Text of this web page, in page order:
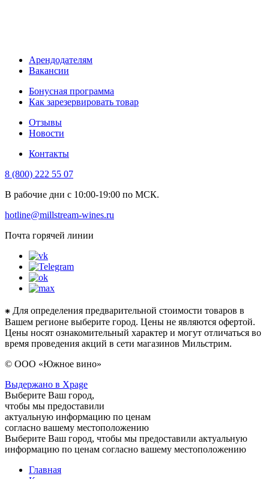
Арендодателям
Вакансии
Бонусная программа
Как зарезервировать товар
Отзывы
Новости
Контакты
8 (800) 222 55 07
В рабочие дни с 10:00-19:00 по МСК.
hotline@millstream-wines.ru
Почта горячей линии
⁕ Для определения предварительной стоимости товаров в
Вашем регионе выберите город. Цены не являются офертой.
Цены носят ознакомительный характер и могут отличаться во
время проведения акций в сети магазинов Мильстрим.
© ООО «Южное вино»
Выдержано в Xpage
Выберите Ваш город,
чтобы мы предоставили
актуальную информацию по ценам
согласно вашему местоположению
Выберите Ваш город, чтобы мы предоставили актуальную
информацию по ценам согласно вашему местоположению
Главная